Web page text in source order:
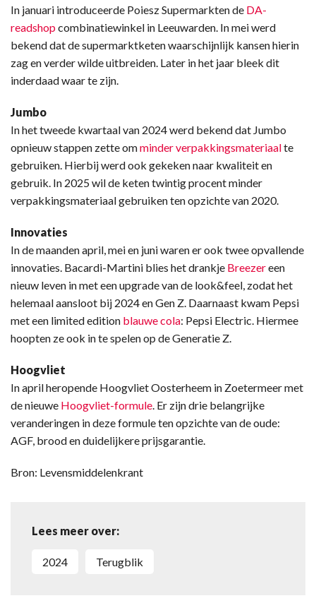
In januari introduceerde Poiesz Supermarkten de DA-
readshopcombinatiewinkel in Leeuwarden. In mei werd
bekend dat de supermarktketen waarschijnlijk kansen hierin
zag en verder wilde uitbreiden. Later in het jaar bleek dit
inderdaad waar te zijn.
Jumbo
In het tweede kwartaal van 2024 werd bekend dat Jumbo
opnieuw stappen zette omminder verpakkingsmateriaalte
gebruiken. Hierbij werd ook gekeken naar kwaliteit en
gebruik. In 2025 wil de keten twintig procent minder
verpakkingsmateriaal gebruiken ten opzichte van 2020.
Innovaties
In de maanden april, mei en juni waren er ook twee opvallende
innovaties. Bacardi-Martini blies het drankje Breezereen
nieuw leven in met een upgrade van de look&feel, zodat het
helemaal aansloot bij 2024 en Gen Z. Daarnaast kwam Pepsi
met een limited edition blauwe cola: Pepsi Electric. Hiermee
hoopten ze ook in te spelen op de Generatie Z.
Hoogvliet
In april heropende Hoogvliet Oosterheem in Zoetermeer met
de nieuwe Hoogvliet-formule. Er zijn drie belangrijke
veranderingen in deze formule ten opzichte van de oude:
AGF, brood en duidelijkere prijsgarantie.
Bron: Levensmiddelenkrant
Lees meer over:
2024 Terugblik